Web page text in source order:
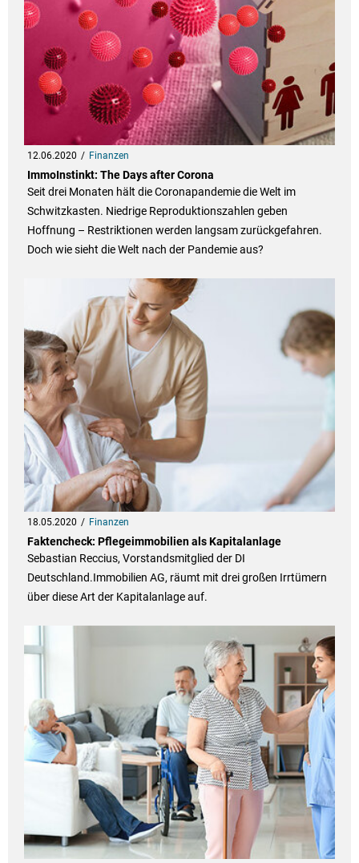
12.06.2020 Finanzen
ImmoInstinkt: The Days after Corona
Seit drei Monaten hält die Coronapandemie die Welt im
Schwitzkasten. Niedrige Reproduktionszahlen geben
Hoffnung – Restriktionen werden langsam zurückgefahren.
Doch wie sieht die Welt nach der Pandemie aus?
18.05.2020 Finanzen
Faktencheck: Pflegeimmobilien als Kapitalanlage
Sebastian Reccius, Vorstandsmitglied der DI
Deutschland.Immobilien AG, räumt mit drei großen Irrtümern
über diese Art der Kapitalanlage auf.